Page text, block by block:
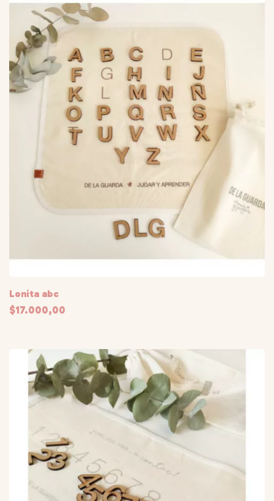
Lonita abc
$17.000,00